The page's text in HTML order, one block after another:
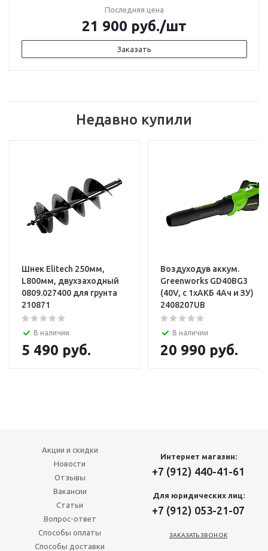
Последняя цена
21 900 руб./шт
Заказать
Недавно купили
Шнек Elitech 250мм,
L800мм, двухзаходный
0809.027400 для грунта
210871
В наличии
5 490 руб.
Воздуходув аккум.
Greenworks GD40BG3
(40V, с 1хАКБ 4Ач и ЗУ)
2408207UB
В наличии
20 990 руб.
Акции и скидки
Новости
Отзывы
Вакансии
Статьи
Вопрос-ответ
Способы оплаты
Способы доставки
Интернет магазин:
+7 (912) 440-41-61
Для юридических лиц:
+7 (912) 053-21-07
ЗАКАЗАТЬ ЗВОНОК